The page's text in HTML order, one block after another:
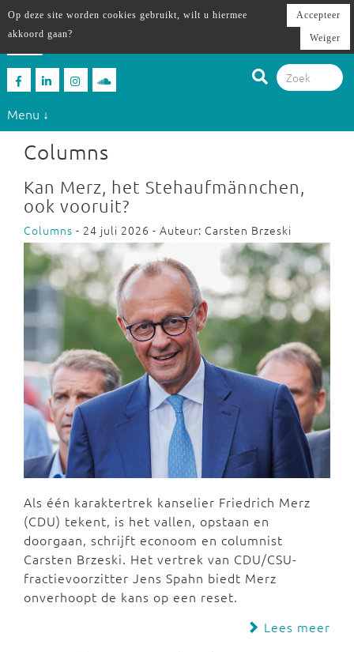
Menu ↓
Columns
Kan Merz, het Stehaufmännchen,
ook vooruit?
Columns - 24 juli 2026 - Auteur: Carsten Brzeski
Als één karaktertrek kanselier Friedrich Merz
(CDU) tekent, is het vallen, opstaan en
doorgaan, schrijft econoom en columnist
Carsten Brzeski. Het vertrek van CDU/CSU-
fractievoorzitter Jens Spahn biedt Merz
onverhoopt de kans op een reset.
Lees meer
Op deze site worden cookies gebruikt, wilt u hiermee
akkoord gaan?
Accepteer
Weiger